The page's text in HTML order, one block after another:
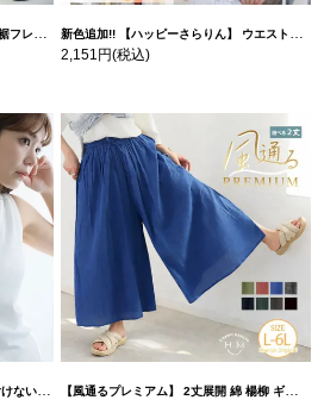
ーマリリン 新色追加!! 【ハッピーさらりん】 ウエストタック入り スッキリ魅せ コクーントップス | 大きいサイズの通販ならハッピーマリリン
2,151円(税込)
ッピーマリリン 【風通るプレミアム】 2丈展開 綿 楊柳 ギャザー フレア スカンツ 【ウェストゴム】 | 大きいサイズの通販ならハッピーマリリン